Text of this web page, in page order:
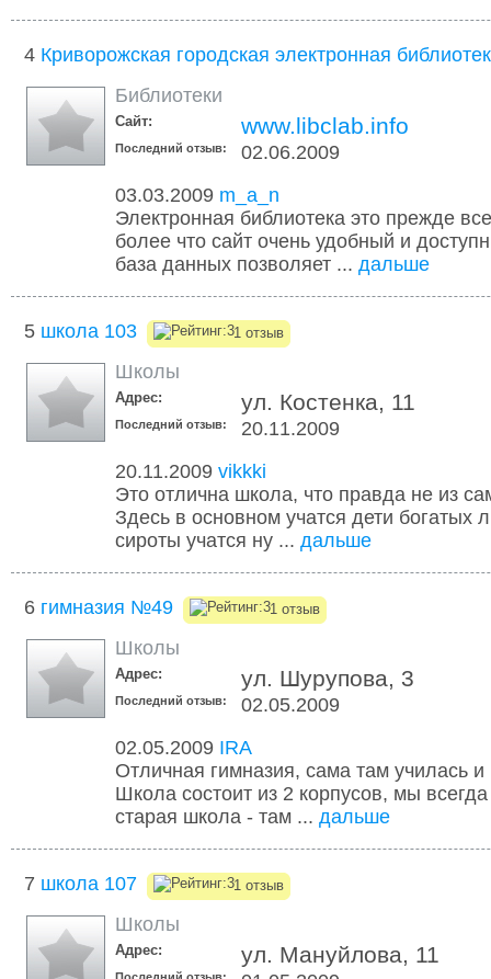
4 Криворожская городская электронная
Библиотеки
Сайт: www.libclab.info
Последний отзыв:
02.06.2009
03.03.2009 m_a_n
Электронная библиотека это прежде
более что сайт очень удобный и
база данных позволяет ... дальше
5 школа 103 1 отзыв
Школы
Адрес: ул. Костенка, 11
Последний отзыв:
20.11.2009
20.11.2009 vikkki
Это отлична школа, что правда не из
Здесь в основном учатся дети богатых
сироты учатся ну ... дальше
6 гимназия №49 1 отзыв
Школы
Адрес: ул. Шурупова, 3
Последний отзыв:
02.05.2009
02.05.2009 IRA
Отличная гимназия, сама там училась
Школа состоит из 2 корпусов, мы
старая школа - там ... дальше
7 школа 107 1 отзыв
Школы
Адрес: ул. Мануйлова, 11